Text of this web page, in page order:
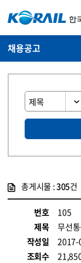
채용공고
총게시물 :305건
번호
105
제목
무선
작성일
2017-
조회수